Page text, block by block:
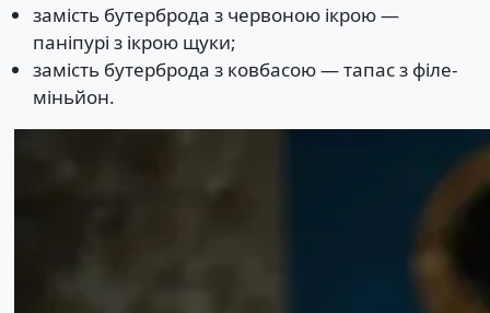
замість бутерброда з червоною ікрою —
паніпурі з ікрою щуки;
замість бутерброда з ковбасою — тапас з філе-
міньйон.